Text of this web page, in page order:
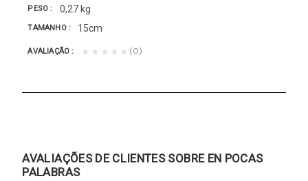
PESO 0,27 kg
TAMANHO 15cm
AVALIAÇÃO ★★★★★ (0)
AVALIAÇÕES DE CLIENTES SOBRE EN POCAS
PALABRAS